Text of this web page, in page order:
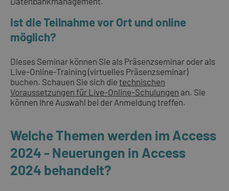
Ist die Teilnahme vor Ort und online
möglich?
Dieses Seminar können Sie als Präsenzseminar oder als
Live-Online-Training (virtuelles Präsenzseminar)
buchen. Schauen Sie sich die technischen
Voraussetzungen für Live-Online-Schulungen an. Sie
können Ihre Auswahl bei der Anmeldung treffen.
Welche Themen werden im Access
2024 - Neuerungen in Access
2024 behandelt?